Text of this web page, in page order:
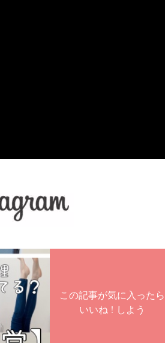
この記事が気に入ったら
いいね ! しよう